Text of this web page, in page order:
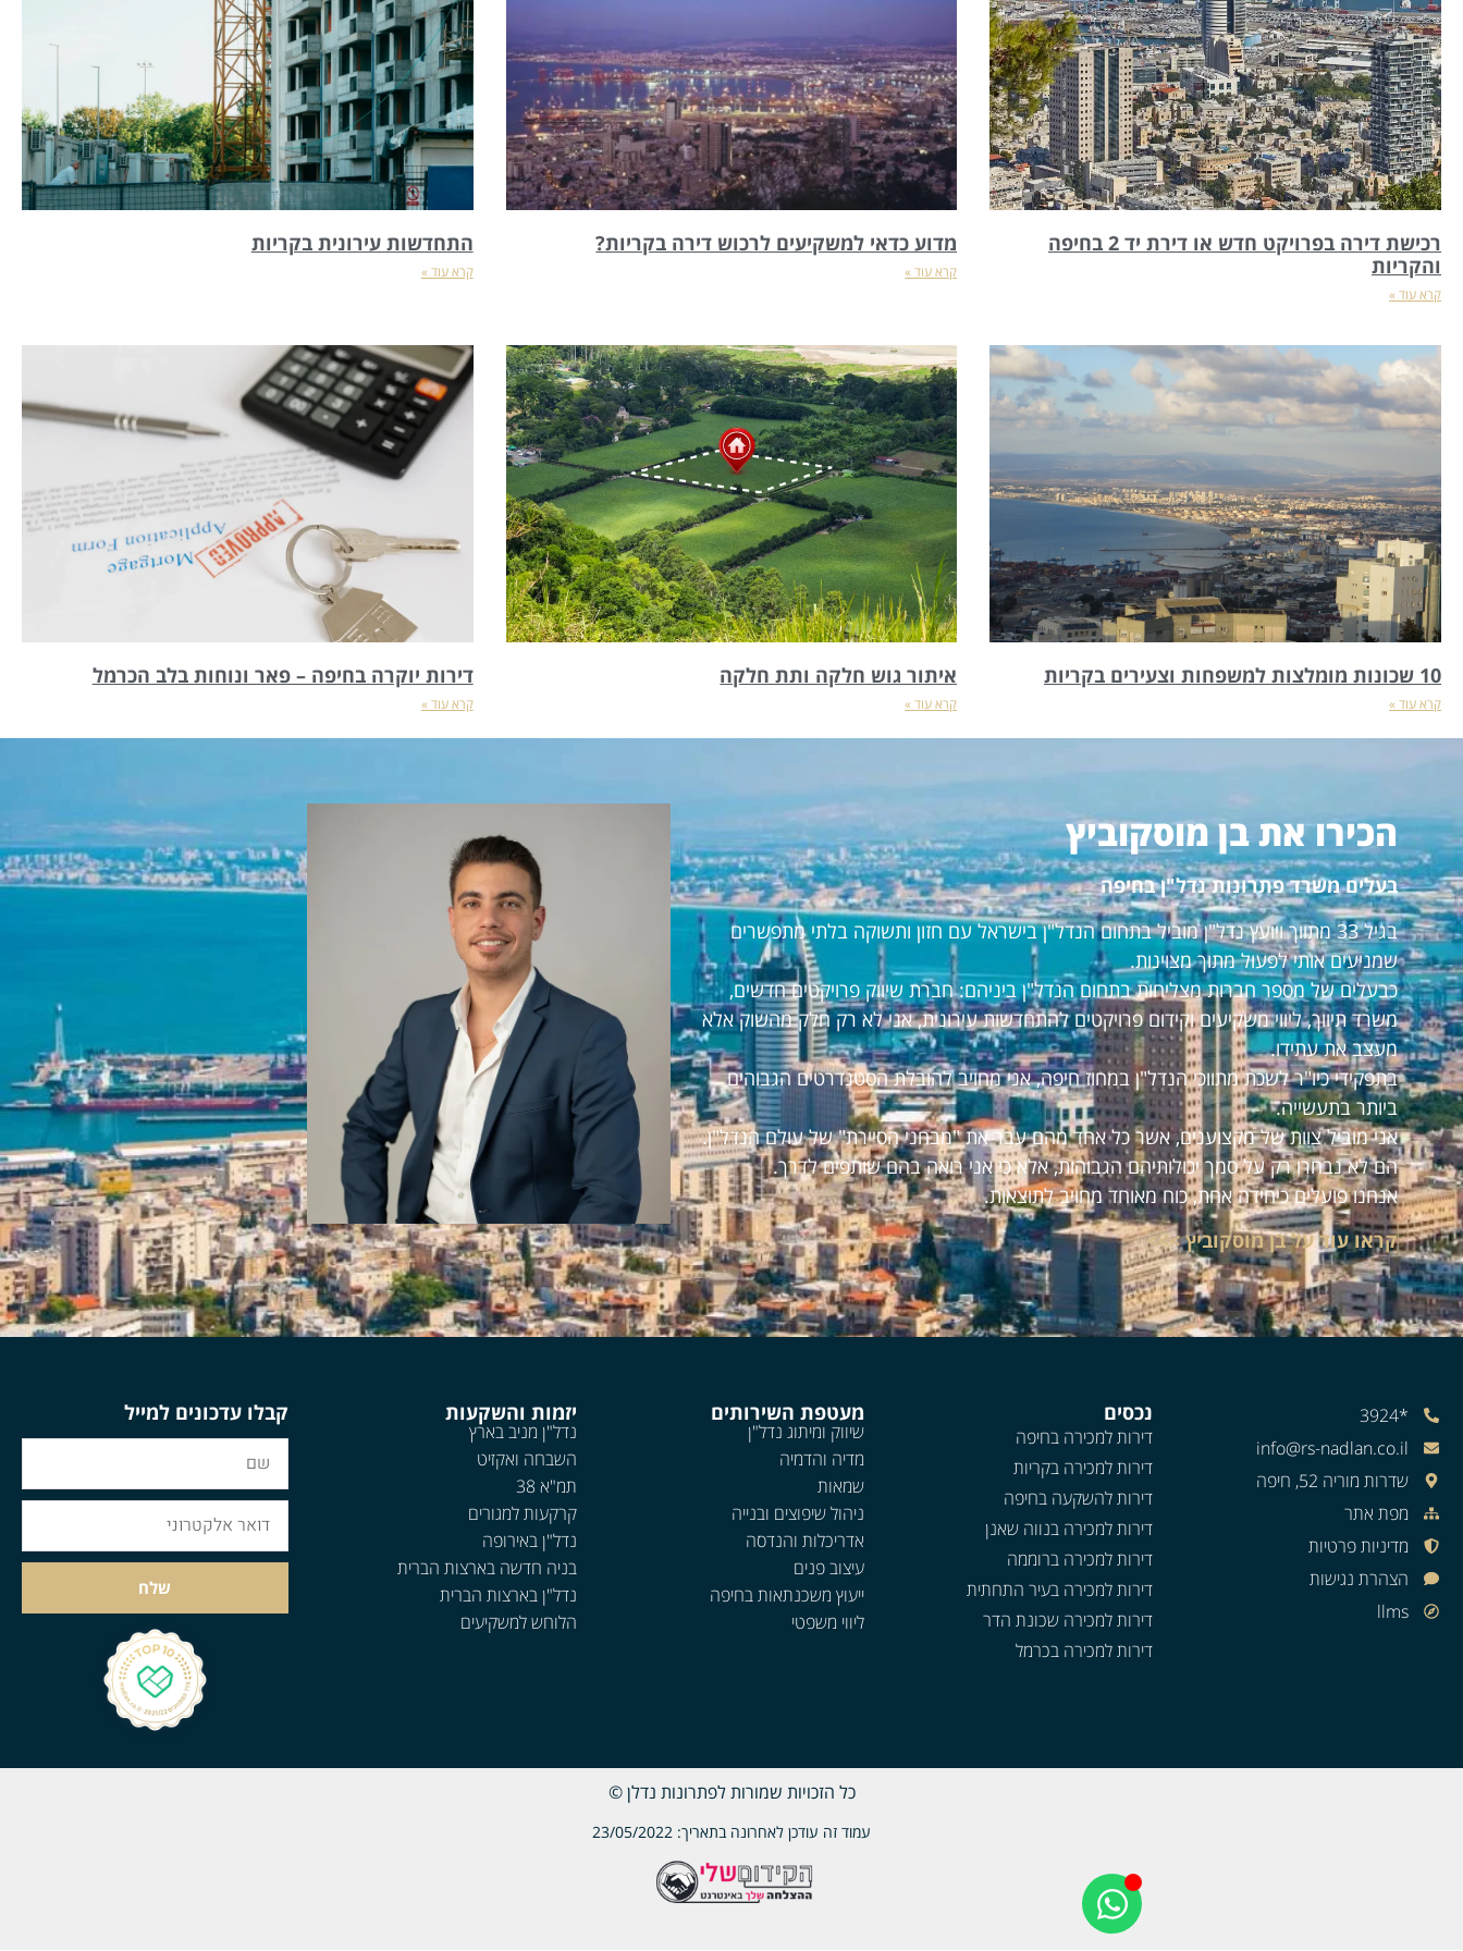
רכישת דירה בפרויקט חדש או דירת יד 2 בחיפה
והקריות
קרא עוד »
מדוע כדאי למשקיעים לרכוש דירה בקריות?
קרא עוד »
התחדשות עירונית בקריות
קרא עוד »
10 שכונות מומלצות למשפחות וצעירים בקריות
קרא עוד »
איתור גוש חלקה ותת חלקה
קרא עוד »
דירות יוקרה בחיפה – פאר ונוחות בלב הכרמל
קרא עוד »
הכירו את בן מוסקוביץ
בעלים משרד פתרונות נדל"ן בחיפה
בגיל 33 מתווך ויועץ נדל"ן מוביל בתחום הנדל"ן בישראל עם חזון ותשוקה בלתי מתפשרים
שמניעים אותי לפעול מתוך מצוינות.
כבעלים של מספר חברות מצליחות בתחום הנדל"ן ביניהם: חברת שיווק פרויקטים חדשים,
משרד תיווך, ליווי משקיעים וקידום פרויקטים להתחדשות עירונית, אני לא רק חלק מהשוק אלא
מעצב את עתידו.
בתפקידי כיו"ר לשכת מתווכי הנדל"ן במחוז חיפה, אני מחויב להובלת הסטנדרטים הגבוהים
ביותר בתעשייה.
אני מוביל צוות של מקצוענים, אשר כל אחד מהם עבר את "מבחני הסיירת" של עולם הנדל"ן.
הם לא נבחרו רק על סמך יכולותיהם הגבוהות, אלא כי אני רואה בהם שותפים לדרך.
אנחנו פועלים כיחידה אחת, כוח מאוחד מחויב לתוצאות.
קראו עוד על בן מוסקוביץ >>>
*3924
info@rs-nadlan.co.il
שדרות מוריה 52, חיפה
מפת אתר
מדיניות פרטיות
הצהרת נגישות
llms
נכסים
דירות למכירה בחיפה
דירות למכירה בקריות
דירות להשקעה בחיפה
דירות למכירה בנווה שאנן
דירות למכירה ברוממה
דירות למכירה בעיר התחתית
דירות למכירה שכונת הדר
דירות למכירה בכרמל
מעטפת השירותים
שיווק ומיתוג נדל"ן
מדיה והדמיה
שמאות
ניהול שיפוצים ובנייה
אדריכלות והנדסה
עיצוב פנים
ייעוץ משכנתאות בחיפה
ליווי משפטי
יזמות והשקעות
נדל"ן מניב בארץ
השבחה ואקזיט
תמ"א 38
קרקעות למגורים
נדל"ן באירופה
בניה חדשה בארצות הברית
נדל"ן בארצות הברית
הלוחש למשקיעים
קבלו עדכונים למייל
שלח
כל הזכויות שמורות לפתרונות נדלן ©
עמוד זה עודכן לאחרונה בתאריך: 23/05/2022